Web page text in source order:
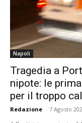
Napoli
Tragedia a
nipote: le
per il troppo
Redazione - 7 Agosto